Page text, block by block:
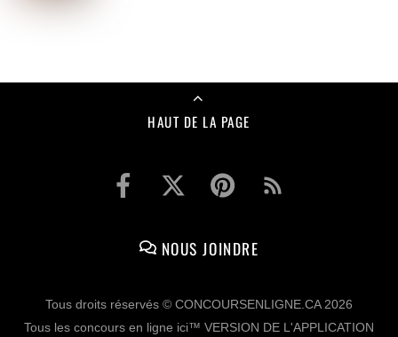
HAUT DE LA PAGE
NOUS JOINDRE
Tous droits réservés © CONCOURSENLIGNE.CA 2026
Tous les concours en ligne ici™ VERSION DE L'APPLICATION